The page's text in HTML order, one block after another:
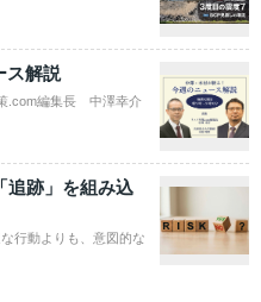
ス解説
.com編集長 中澤幸介
跡」を組み込
行動よりも、意図的な